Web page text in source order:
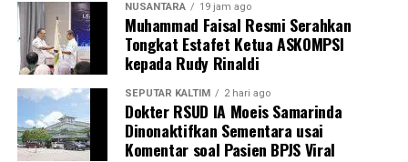
NUSANTARA 19 jam ago
Muhammad Faisal Resmi Serahkan
Tongkat Estafet Ketua ASKOMPSI
kepada Rudy Rinaldi
SEPUTAR KALTIM 2 hari ago
Dokter RSUD IA Moeis Samarinda
Dinonaktifkan Sementara usai
Komentar soal Pasien BPJS Viral